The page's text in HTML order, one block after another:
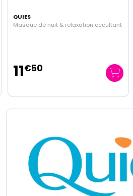
QUIES
Masque de nuit & relaxation occultant
11€50